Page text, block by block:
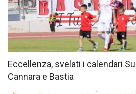
Eccellenza, svelati i calendari
Cannara e Bastia